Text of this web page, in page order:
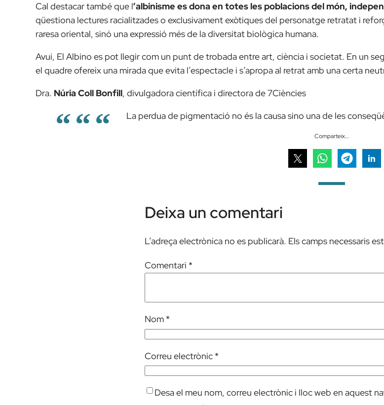
Cal destacar també que l’albinisme es dona en totes les poblacions del món,
qüestiona lectures racialitzades o exclusivament exòtiques del personatge retratat i
raresa oriental, sinó una expressió més de la diversitat biològica humana.
Avui, El Albino es pot llegir com un punt de trobada entre art, ciència i societat. En un
el quadre ofereix una mirada que evita l’espectacle i s’apropa al retrat amb una certa
Dra. Núria Coll Bonfill, divulgadora científica i directora de 7Ciències
La perdua de pigmentació no és la causa sino una de les
Comparteix…
Deixa un comentari
L’adreça electrònica no es publicarà. Els camps necessaris
Comentari *
Nom *
Correu electrònic *
Desa el meu nom, correu electrònic i lloc web en aquest